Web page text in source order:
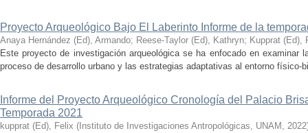
Proyecto Arqueológico Bajo El Laberinto Informe de la
Anaya Hernández (Ed), Armando; Reese-Taylor (Ed), Kathryn; Kupprat (Ed),
Este proyecto de investigación arqueológica se ha enfocado en examinar
proceso de desarrollo urbano y las estrategias adaptativas al entorno físico-
Informe del Proyecto Arqueológico Cronología del Palacio
Temporada 2021
kupprat (Ed), Felix ( Instituto de Investigaciones Antropológicas, UNAM , 2022